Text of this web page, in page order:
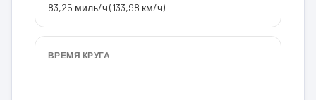
83,25 миль/ч (133,98 км/ч)
ВРЕМЯ КРУГА